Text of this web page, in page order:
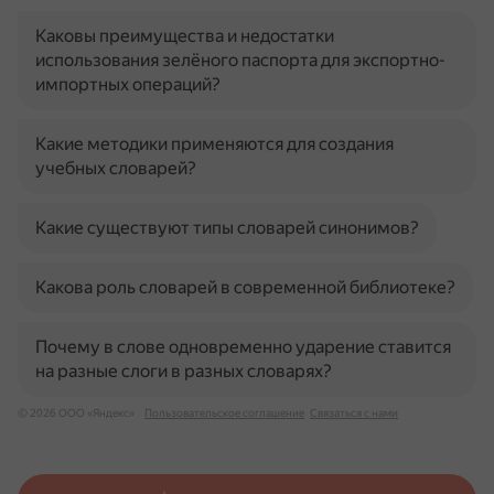
Каковы преимущества и недостатки
использования зелёного паспорта для экспортно-
импортных операций?
Какие методики применяются для создания
учебных словарей?
Какие существуют типы словарей синонимов?
Какова роль словарей в современной библиотеке?
Почему в слове одновременно ударение ставится
на разные слоги в разных словарях?
© 2026 ООО «Яндекс» Пользовательское соглашение Связаться с нами